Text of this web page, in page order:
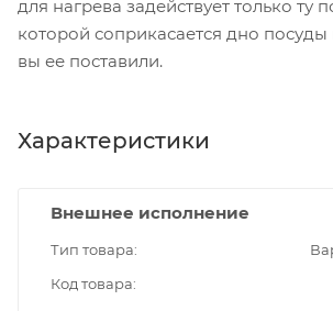
для нагрева задействует только ту
которой соприкасается дно посуды
вы ее поставили.
Характеристики
Внешнее исполнение
Тип товара
Код товара